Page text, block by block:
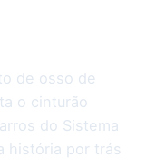
de osso de
o cinturão
do Sistema
história por trás